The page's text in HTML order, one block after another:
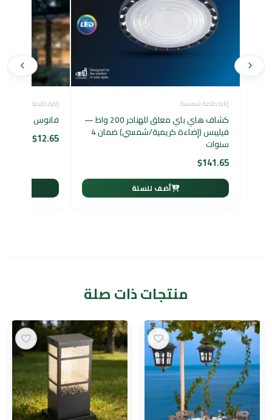
إنارة طاقة شمسية
كشاف هاي باي معلق للهناجر 200 واط —
فيليبس (إضاءة كريمية/شمسي) ضمان 4
سنوات
$141.65
أضف للسلة
إنارة خارجية
فانوس حائطي
$12.65
منتجات ذات صلة